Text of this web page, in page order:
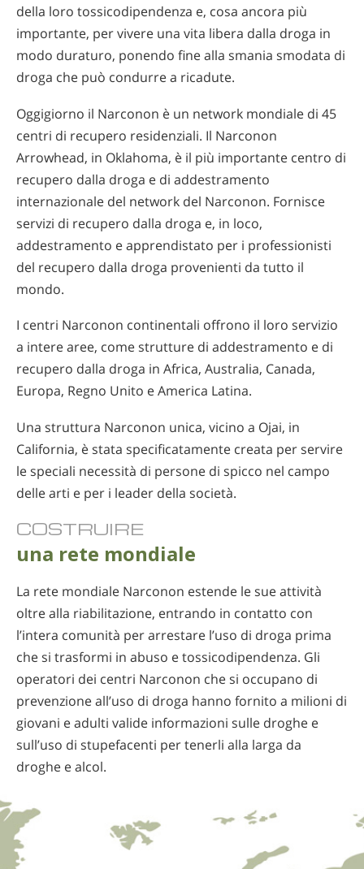
della loro tossicodipendenza e, cosa ancora più
importante, per vivere una vita libera dalla droga in
modo duraturo, ponendo fine alla smania smodata di
droga che può condurre a ricadute.
Oggigiorno il Narconon è un network mondiale di 45
centri di recupero residenziali. Il Narconon
Arrowhead, in Oklahoma, è il più importante centro di
recupero dalla droga e di addestramento
internazionale del network del Narconon. Fornisce
servizi di recupero dalla droga e, in loco,
addestramento e apprendistato per i professionisti
del recupero dalla droga provenienti da tutto il
mondo.
I centri Narconon continentali offrono il loro servizio
a intere aree, come strutture di addestramento e di
recupero dalla droga in Africa, Australia, Canada,
Europa, Regno Unito e America Latina.
Una struttura Narconon unica, vicino a Ojai, in
California, è stata specificatamente creata per servire
le speciali necessità di persone di spicco nel campo
delle arti e per i leader della società.
COSTRUIRE
una rete mondiale
La rete mondiale Narconon estende le sue attività
oltre alla riabilitazione, entrando in contatto con
l’intera comunità per arrestare l’uso di droga prima
che si trasformi in abuso e tossicodipendenza. Gli
operatori dei centri Narconon che si occupano di
prevenzione all’uso di droga hanno fornito a milioni di
giovani e adulti valide informazioni sulle droghe e
sull’uso di stupefacenti per tenerli alla larga da
droghe e alcol.